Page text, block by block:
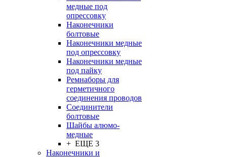
медные под
опрессовку
Наконечники
болтовые
Наконечники медные
под опрессовку
Наконечники медные
под пайку
Ремнаборы для
герметичного
соединения проводов
Соединители
болтовые
Шайбы алюмо-
медные
+ ЕЩЕ 3
Наконечники и